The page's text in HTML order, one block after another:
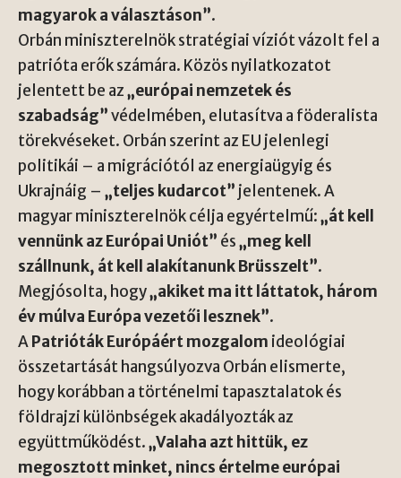
magyarok a választáson”.
Orbán miniszterelnök stratégiai víziót vázolt fel a
patrióta erők számára. Közös nyilatkozatot
jelentett be az„európai nemzetek és
szabadság”védelmében, elutasítva a föderalista
törekvéseket. Orbán szerint az EU jelenlegi
politikái – a migrációtól az energiaügyig és
Ukrajnáig – „teljes kudarcot” jelentenek. A
magyar miniszterelnök célja egyértelmű:„át kell
vennünk az Európai Uniót” és„meg kell
szállnunk, át kell alakítanunk Brüsszelt”.
Megjósolta, hogy„akiket ma itt láttatok, három
év múlva Európa vezetői lesznek”.
APatrióták Európáért mozgalom ideológiai
összetartását hangsúlyozva Orbán elismerte,
hogy korábban a történelmi tapasztalatok és
földrajzi különbségek akadályozták az
együttműködést.„Valaha azt hittük, ez
megosztott minket, nincs értelme európai